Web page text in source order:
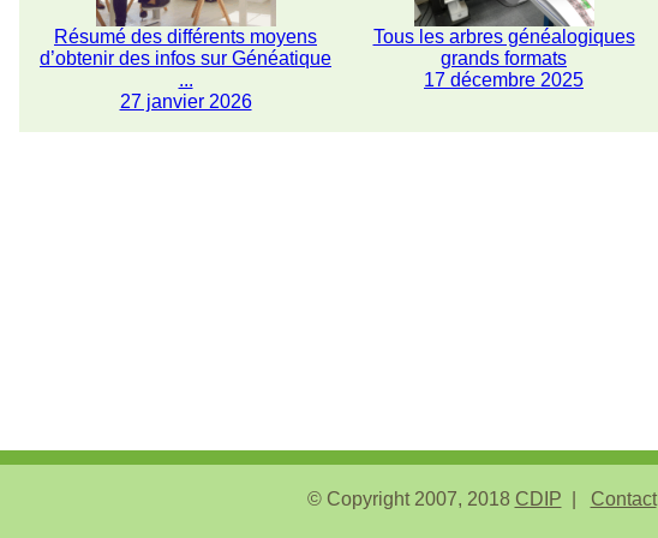
Résumé des différents moyens
d’obtenir des infos sur Généatique
...
27 janvier 2026
Tous les arbres généalogiques
grands formats
17 décembre 2025
© Copyright 2007, 2018 CDIP Contact